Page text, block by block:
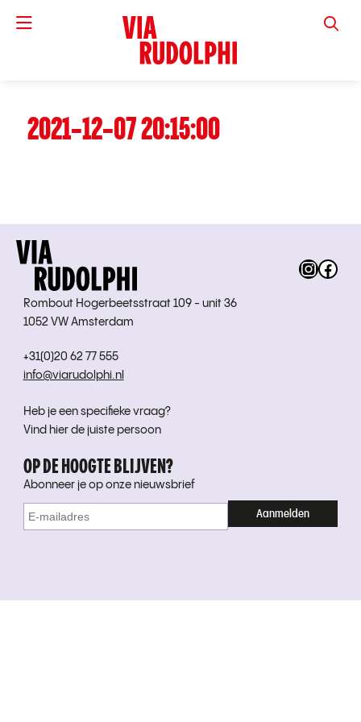
VIA
2021-12-07 20:15:00
Rombout Hogerbeetsstraat 109 - unit 36
1052 VW Amsterdam
+31(0)20 62 77 555
info@viarudolphi.nl
Heb je een specifieke vraag?
Vind hier de juiste persoon
OP DE HOOGTE BLIJVEN?
Abonneer je op onze nieuwsbrief